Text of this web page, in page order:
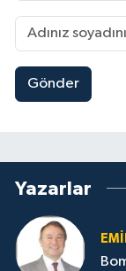
Gönder
Yazarlar